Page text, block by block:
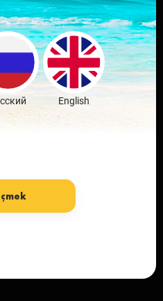
indir
İndir
English